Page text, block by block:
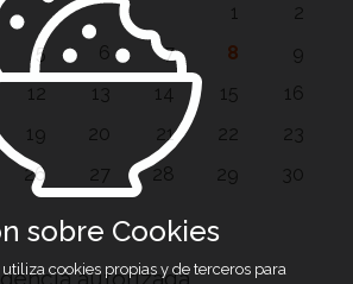
1
2
5 6 7 8
9
12 13 14 15
16
19 20 21 22
23
26 27 28 29
30
autorizada
sobre Cookies
utiliza cookies propias y de terceros para